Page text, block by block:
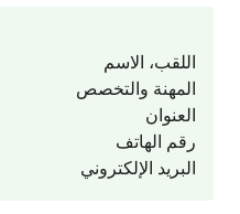
اللقب، الاسم
المهنة والتخصص
العنوان
رقم الهاتف
البريد الإلكتروني